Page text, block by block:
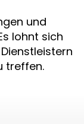
und
lohnt sich
treffen.